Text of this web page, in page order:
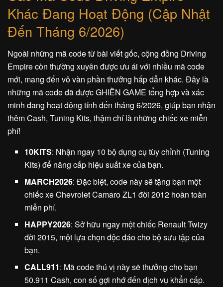
Khác Đang Hoạt Động (Cập Nhật
Đến Tháng 6/2026)
Ngoài những mã code từ bài viết gốc, cộng đồng Driving
Empire còn thường xuyên được ưu ái với nhiều mã code
mới, mang đến vô vàn phần thưởng hấp dẫn khác. Đây là
những mã code đã được GHIỀN GAME tổng hợp và xác
minh đang hoạt động tính đến tháng 6/2026, giúp bạn nhận
thêm Cash, Tuning Kits, thậm chí là những chiếc xe miễn
phí!
10KITS: Nhận ngay 10 bộ dụng cụ tùy chỉnh (Tuning
Kits) để nâng cấp hiệu suất xe của bạn.
MARCH2026: Đặc biệt, code này sẽ tặng bạn một
chiếc xe Chevrolet Camaro ZL1 đời 2012 hoàn toàn
miễn phí.
HAPPY2026: Sở hữu ngay một chiếc Renault Twizy
đời 2015, một lựa chọn độc đáo cho bộ sưu tập của
bạn.
CALL911: Mã code thú vị này sẽ thưởng cho bạn
50.911 Cash, con số gợi nhớ đến dịch vụ khẩn cấp.